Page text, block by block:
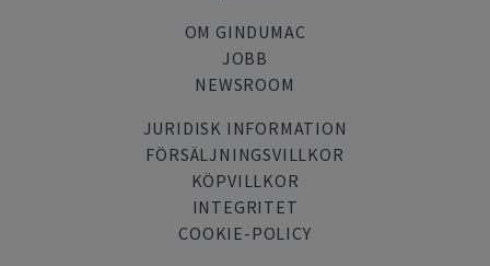
OM GINDUMAC
JOBB
NEWSROOM
JURIDISK INFORMATION
FÖRSÄLJNINGSVILLKOR
KÖPVILLKOR
INTEGRITET
COOKIE-POLICY